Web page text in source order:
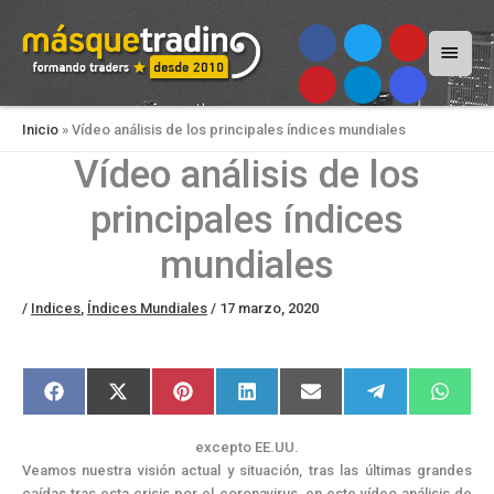
Menú
Inicio » Vídeo análisis de los principales índices mundiales
Vídeo análisis de los
principales índices
mundiales
/ Indices, Índices Mundiales / 17 marzo, 2020
Compartir
en
F
a
o
Compartir
en
X
(
t
Compartir
en
P
i
e
r
Compartir
en
L
i
k
e
d
Compartir
en
E
m
Compartir
en
e
r
en
W
h
A
excepto EE.UU.
Veamos nuestra visión actual y situación, tras las últimas grandes